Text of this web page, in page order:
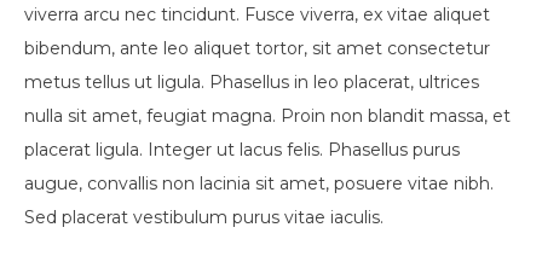
viverra arcu nec tincidunt. Fusce viverra, ex vitae aliquet
bibendum, ante leo aliquet tortor, sit amet consectetur
metus tellus ut ligula. Phasellus in leo placerat, ultrices
nulla sit amet, feugiat magna. Proin non blandit massa, et
placerat ligula. Integer ut lacus felis. Phasellus purus
augue, convallis non lacinia sit amet, posuere vitae nibh.
Sed placerat vestibulum purus vitae iaculis.